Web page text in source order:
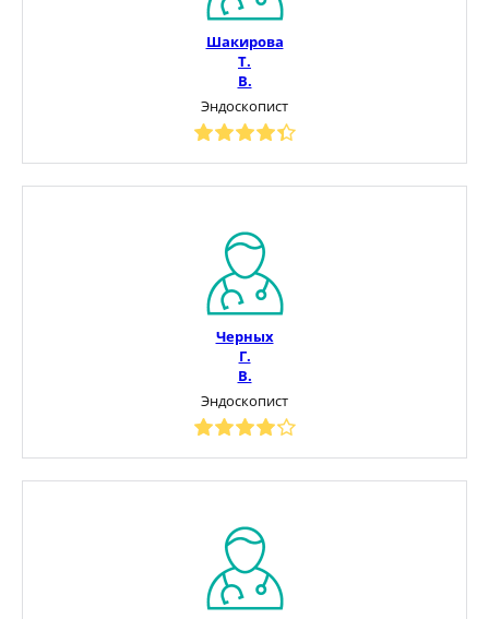
Шакирова
Т.
В.
Эндоскопист
Черных
Г.
В.
Эндоскопист